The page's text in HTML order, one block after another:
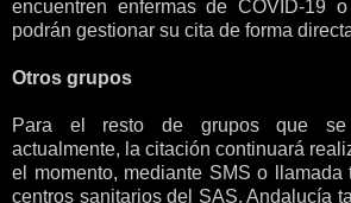
encuentren enfermas de COVID-19
podrán gestionar su cita de forma
Otros grupos
Para el resto de grupos que se
actualmente, la citación continuará
el momento, mediante SMS o llamada
centros sanitarios del SAS. Andalucía